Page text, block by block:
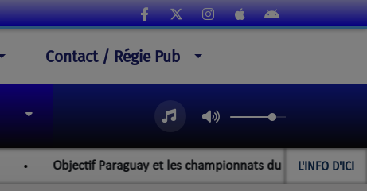
Contact / Régie Pub
L'INFO D'ICI
Objectif Paraguay et les championnats du monde pour l'équipe